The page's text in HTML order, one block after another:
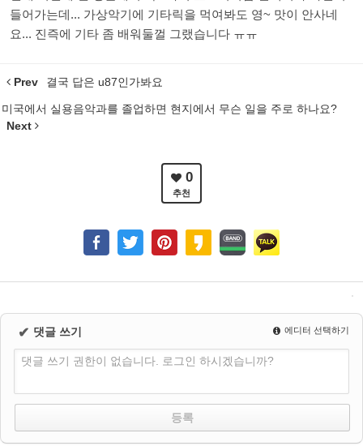
들어가는데... 가상악기에 기타릭을 먹여봐도 영~ 맛이 안사네
요... 진즉에 기타 좀 배워둘껄 그랬습니다 ㅠㅠ
Prev 결국 답은 u87인가봐요
미국에서 실용음악과를 졸업하면 현지에서 무슨 일을 주로 하나요?
Next
0
추천
✔ 댓글 쓰기 에디터 선택하기
댓글 쓰기 권한이 없습니다. 로그인 하시겠습니까?